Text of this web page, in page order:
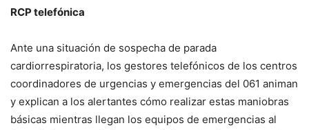
RCP telefónica
Ante una situación de sospecha de parada
cardiorrespiratoria, los gestores telefónicos de los centros
coordinadores de urgencias y emergencias del 061 animan
y explican a los alertantes cómo realizar estas maniobras
básicas mientras llegan los equipos de emergencias al